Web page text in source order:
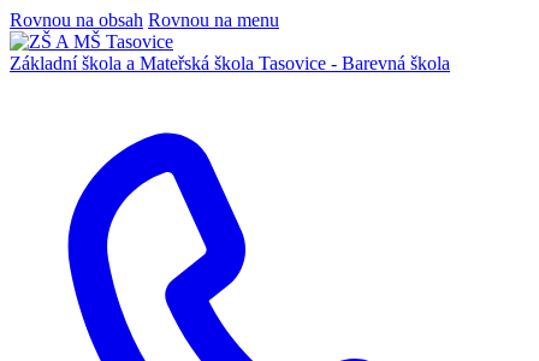
Rovnou na obsah Rovnou na menu
Základní škola a Mateřská škola Tasovice - Barevná škola